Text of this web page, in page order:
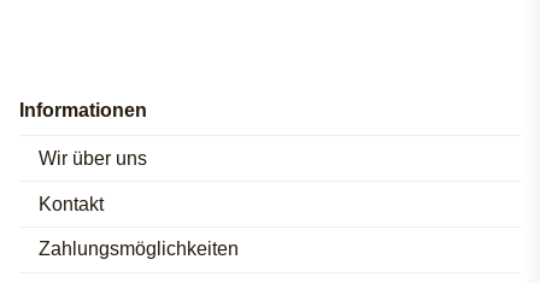
Informationen
Wir über uns
Kontakt
Zahlungsmöglichkeiten